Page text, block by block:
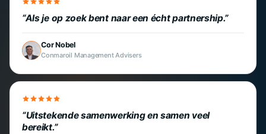
Als je op zoek bent naar een écht partnership.
Cor Nobel
Conmaroil Management Advisers
Uitstekende samenwerking en samen veel
bereikt.